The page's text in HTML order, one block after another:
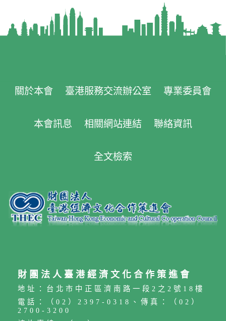
關於本會 臺港服務交流辦公室 專業委員會
本會訊息 相關網站連結 聯絡資訊
全文檢索
財團法人臺港經濟文化合作策進會
地址：台北市中正區濟南路一段2之2號18樓
電話：（02）2397-0318、傳真：（02）
2700-3200